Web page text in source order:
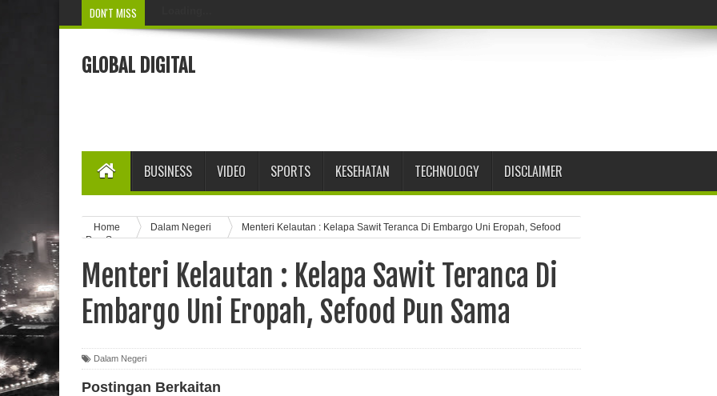
DON'T MISS
GLOBAL DIGITAL
BUSINESS VIDEO SPORTS KESEHATAN TECHNOLOGY DISCLAIMER
Home Dalam Negeri
Menteri Kelautan : Kelapa Sawit Teranca Di Embargo Uni Eropah, Sefood
Pun Sama
Menteri Kelautan : Kelapa Sawit Teranca Di
Embargo Uni Eropah, Sefood Pun Sama
Dalam Negeri
Postingan Berkaitan